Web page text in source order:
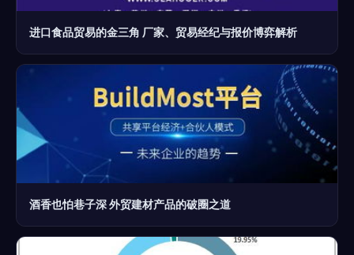
进口食品贸易的金三角 厂家、贸易经纪与报价博弈解析
酒香也怕巷子深 外贸建材产品的破圈之道